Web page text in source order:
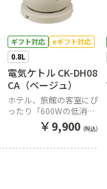
ギフト対応
eギフト対応
0.8L
電気ケトル CK-DH08
CA（ベージュ）
ホテル、旅館の客室にぴ
ったり「600Wの低消費
￥9,900 (税込)